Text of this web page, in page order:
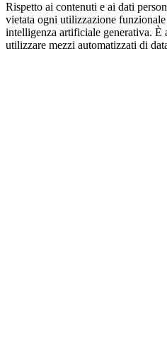
Rispetto ai contenuti e ai dati
vietata ogni utilizzazione
intelligenza artificiale generativa. È
utilizzare mezzi automatizzati di